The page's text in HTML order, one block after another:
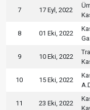
7 17 Eyl, 2022
8 01 Eki, 2022
9 10 Eki, 2022
10 15 Eki, 2022
11 23 Eki, 2022